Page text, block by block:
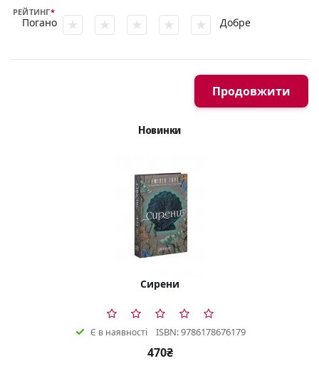
РЕЙТИНГ
Погано Добре
Продовжити
Новинки
Сирени
Є в наявності ISBN: 9786178676179
470₴